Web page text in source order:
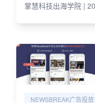
掌慧科技出海学院 |
NEWSBREAK广告投放